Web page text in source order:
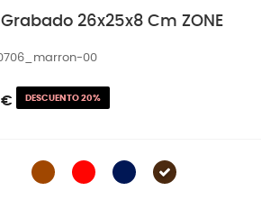
26x25x8 Cm ZONE
00
€ DESCUENTO 20%